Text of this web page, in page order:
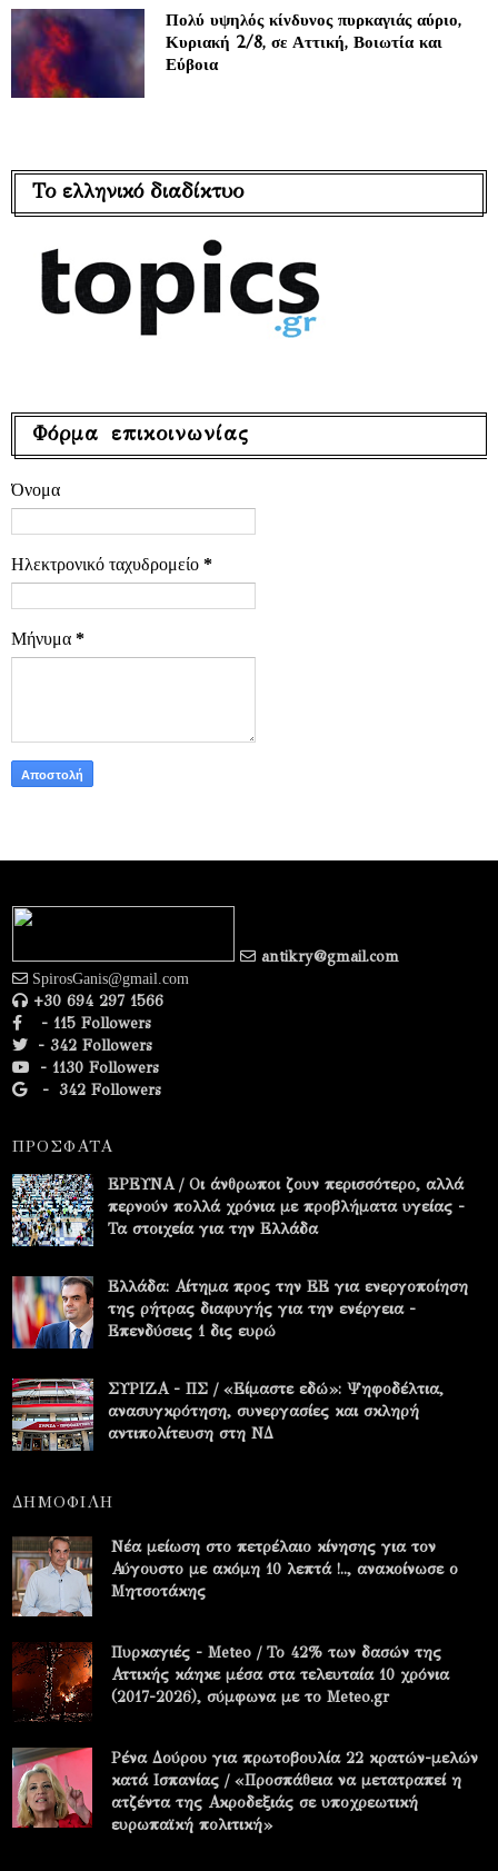
Πολύ υψηλός κίνδυνος πυρκαγιάς αύριο,
Κυριακή 2/8, σε Αττική, Βοιωτία και
Εύβοια
Το ελληνικό διαδίκτυο
Φόρμα επικοινωνίας
Όνομα
Ηλεκτρονικό ταχυδρομείο *
Μήνυμα *
antikry@gmail.com
SpirosGanis@gmail.com
+30 694 297 1566
- 115 Followers
- 342 Followers
- 1130 Followers
- 342 Followers
ΠΡΟΣΦΑΤΑ
ΕΡΕΥΝΑ / Οι άνθρωποι ζουν περισσότερο, αλλά
περνούν πολλά χρόνια με προβλήματα υγείας -
Τα στοιχεία για την Ελλάδα
Ελλάδα: Αίτημα προς την ΕΕ για ενεργοποίηση
της ρήτρας διαφυγής για την ενέργεια -
Επενδύσεις 1 δις ευρώ
ΣΥΡΙΖΑ - ΠΣ / «Είμαστε εδώ»: Ψηφοδέλτια,
ανασυγκρότηση, συνεργασίες και σκληρή
αντιπολίτευση στη ΝΔ
ΔΗΜΟΦΙΛΗ
Νέα μείωση στο πετρέλαιο κίνησης για τον
Αύγουστο με ακόμη 10 λεπτά !.., ανακοίνωσε ο
Μητσοτάκης
Πυρκαγιές - Meteo / Το 42% των δασών της
Αττικής κάηκε μέσα στα τελευταία 10 χρόνια
(2017-2026), σύμφωνα με το Meteo.gr
Ρένα Δούρου για πρωτοβουλία 22 κρατών-μελών
κατά Ισπανίας / «Προσπάθεια να μετατραπεί η
ατζέντα της Ακροδεξιάς σε υποχρεωτική
ευρωπαϊκή πολιτική»